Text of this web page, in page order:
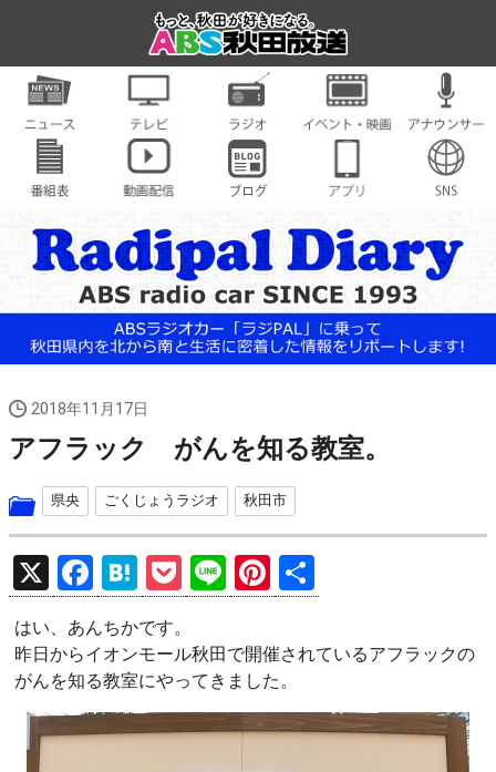
2018年11月17日
アフラック がんを知る教室。
県央 ごくじょうラジオ 秋田市
X
F
a
ce
b
o
o
H
at
e
n
a
P
o
ck
et
Li
n
e
Pi
nt
er
es
t
有
はい、あんちかです。
昨日からイオンモール秋田で開催されているアフラックの
がんを知る教室にやってきました。